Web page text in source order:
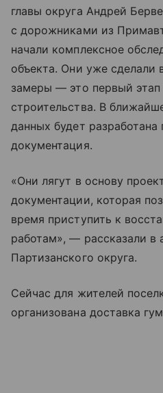
главы округа Андрей
с дорожниками из
начали комплексное
объекта. Они уже сделали
замеры — это первый этап
строительства. В
данных будет
документация.
«Они лягут в основу
документации, которая
время приступить к
работам», — рассказали в
Партизанского округа.
Сейчас для жителей
организована доставка